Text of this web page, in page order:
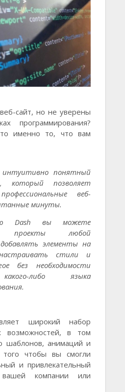
сайт, но не уверены
программирования?
именно то, что вам
понятный
который позволяет
веб-
минуты.
Dash вы можете
проекты любой
элементы на
стили и
без необходимости
либо языка
широкий набор
возможностей, в том
шаблонов, анимаций и
того чтобы вы смогли
и привлекательный
компании или